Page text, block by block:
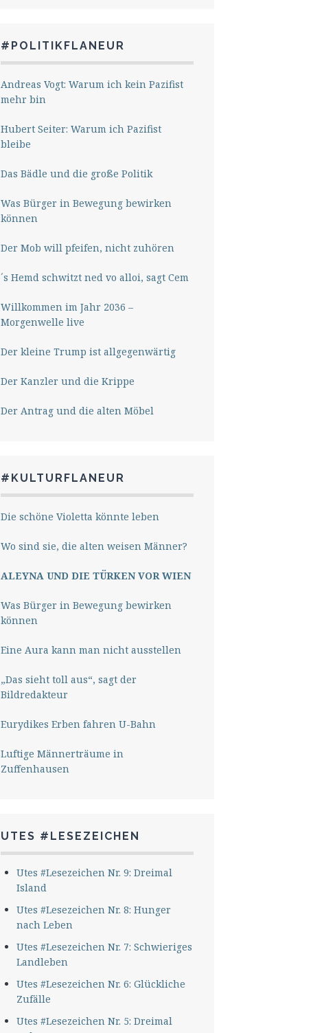
#POLITIKFLANEUR
Andreas Vogt: Warum ich kein Pazifist
mehr bin
Hubert Seiter: Warum ich Pazifist
bleibe
Das Bädle und die große Politik
Was Bürger in Bewegung bewirken
können
Der Mob will pfeifen, nicht zuhören
´s Hemd schwitzt ned vo alloi, sagt Cem
Willkommen im Jahr 2036 –
Morgenwelle live
Der kleine Trump ist allgegenwärtig
Der Kanzler und die Krippe
Der Antrag und die alten Möbel
#KULTURFLANEUR
Die schöne Violetta könnte leben
Wo sind sie, die alten weisen Männer?
ALEYNA UND DIE TÜRKEN VOR WIEN
Was Bürger in Bewegung bewirken
können
Eine Aura kann man nicht ausstellen
„Das sieht toll aus“, sagt der
Bildredakteur
Eurydikes Erben fahren U-Bahn
Luftige Männerträume in
Zuffenhausen
UTES #LESEZEICHEN
Utes #Lesezeichen Nr. 9: Dreimal
Island
Utes #Lesezeichen Nr. 8: Hunger
nach Leben
Utes #Lesezeichen Nr. 7: Schwieriges
Landleben
Utes #Lesezeichen Nr. 6: Glückliche
Zufälle
Utes #Lesezeichen Nr. 5: Dreimal